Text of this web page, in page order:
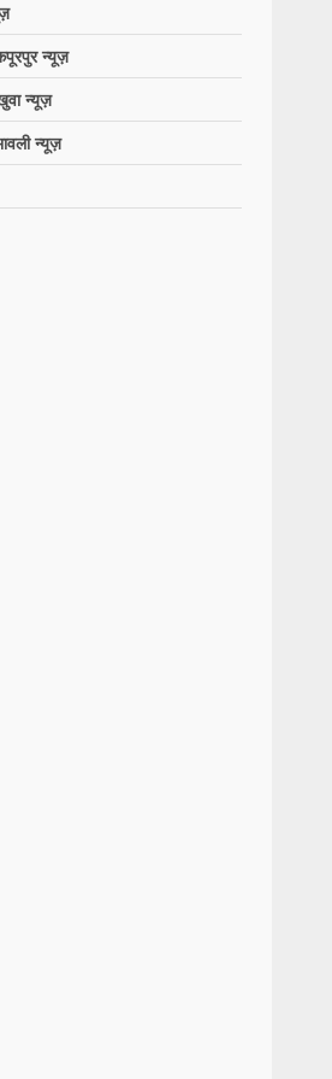
न्यूज़
न्यूज़
न्यूज़